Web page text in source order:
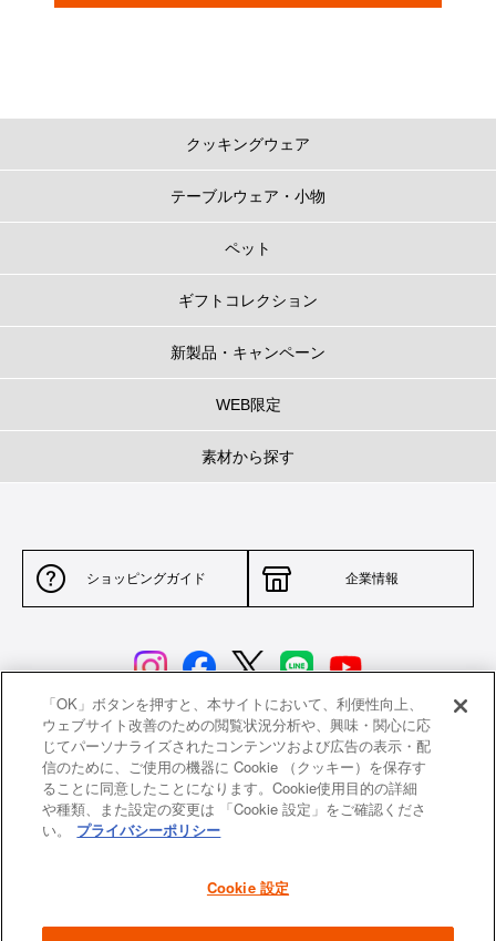
クッキングウェア
テーブルウェア・小物
ペット
ギフトコレクション
新製品・キャンペーン
WEB限定
素材から探す
ショッピングガイド 企業情報
サイトポリシー 特定商取引法に基づく表示
並行輸入品について 個人情報保護方針
返品について
よくあるご質問 お問い合わせ
「OK」ボタンを押すと、本サイトにおいて、利便性向上、
ウェブサイト改善のための閲覧状況分析や、興味・関心に応
じてパーソナライズされたコンテンツおよび広告の表示・配
信のために、ご使用の機器に Cookie （クッキー）を保存す
ることに同意したことになります。Cookie使用目的の詳細
や種類、また設定の変更は 「Cookie 設定」をご確認くださ
い。
プライバシーポリシー
Cookie 設定